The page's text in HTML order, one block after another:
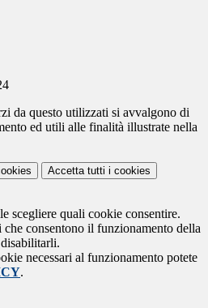
da questo utilizzati si avvalgono di
ed utili alle finalità illustrate nella
Accetta tutti i cookies
scegliere quali cookie consentire.
consentono il funzionamento della
necessari al funzionamento potete
.